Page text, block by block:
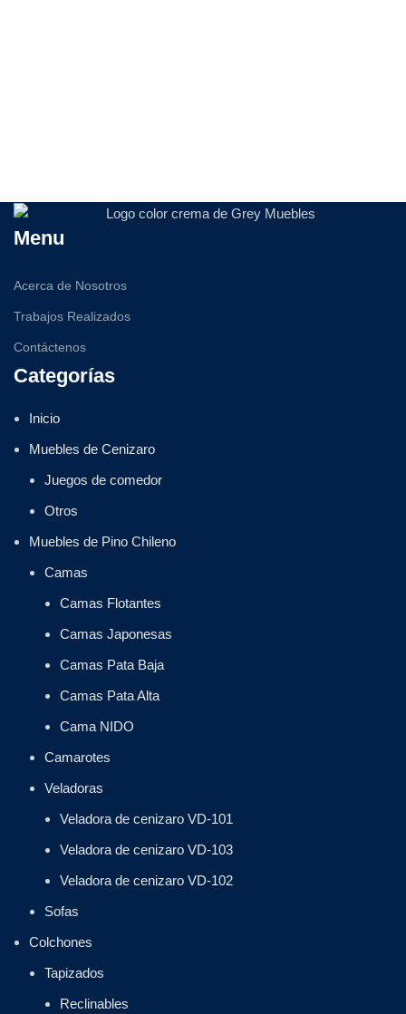
Menu
Acerca de Nosotros
Trabajos Realizados
Contáctenos
Categorías
Inicio
Muebles de Cenizaro
Juegos de comedor
Otros
Muebles de Pino Chileno
Camas
Camas Flotantes
Camas Japonesas
Camas Pata Baja
Camas Pata Alta
Cama NIDO
Camarotes
Veladoras
Veladora de cenizaro VD-101
Veladora de cenizaro VD-103
Veladora de cenizaro VD-102
Sofas
Colchones
Tapizados
Reclinables